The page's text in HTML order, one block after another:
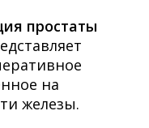
простаты
на
железы.